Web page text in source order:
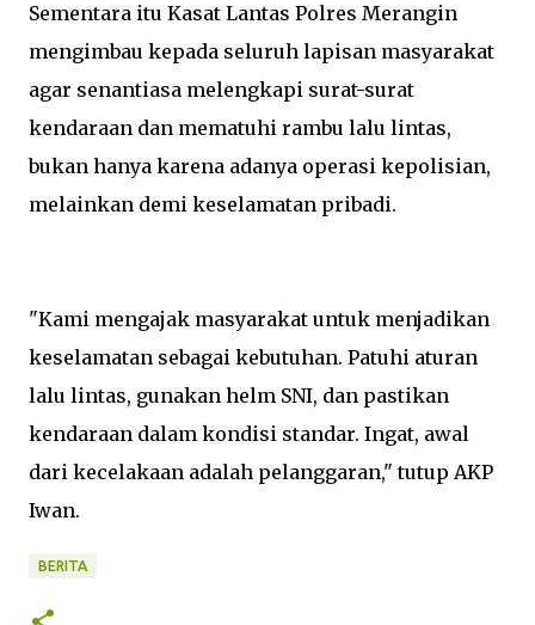
Sementara itu Kasat Lantas Polres Merangin
mengimbau kepada seluruh lapisan masyarakat
agar senantiasa melengkapi surat-surat
kendaraan dan mematuhi rambu lalu lintas,
bukan hanya karena adanya operasi kepolisian,
melainkan demi keselamatan pribadi.
"Kami mengajak masyarakat untuk menjadikan
keselamatan sebagai kebutuhan. Patuhi aturan
lalu lintas, gunakan helm SNI, dan pastikan
kendaraan dalam kondisi standar. Ingat, awal
dari kecelakaan adalah pelanggaran," tutup AKP
Iwan.
BERITA